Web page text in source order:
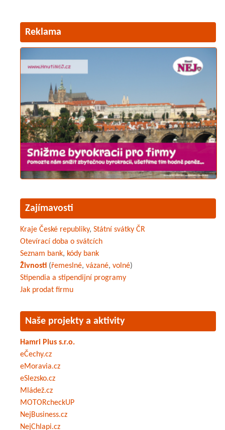
Reklama
Zajímavosti
Kraje České republiky, Státní svátky ČR
Otevírací doba o svátcích
Seznam bank, kódy bank
Živnosti (řemeslné, vázané, volné)
Stipendia a stipendijní programy
Jak prodat firmu
Naše projekty a aktivity
Hamri Plus s.r.o.
eČechy.cz
eMoravia.cz
eSlezsko.cz
Mládež.cz
MOTORcheckUP
NejBusiness.cz
NejChlapi.cz